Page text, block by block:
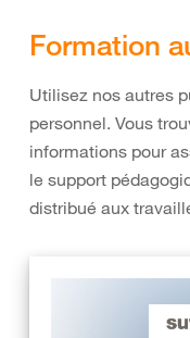
Formation
Utilisez nos autres
personnel. Vous
informations pour
le support
distribué aux